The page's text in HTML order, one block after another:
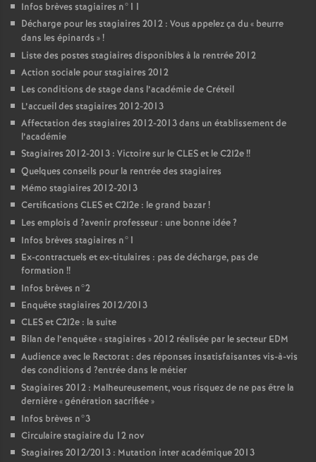
Infos brèves stagiaires n°11
Décharge pour les stagiaires 2012 : Vous appelez ça du « beurre
dans les épinards »!
Liste des postes stagiaires disponibles à la rentrée 2012
Action sociale pour stagiaires 2012
Les conditions de stage dans l’académie de Créteil
L’accueil des stagiaires 2012-2013
Affectation des stagiaires 2012-2013 dans un établissement de
l’académie
Stagiaires 2012-2013 : Victoire sur leCLESet le C2I2e!!
Quelques conseils pour la rentrée des stagiaires
Mémo stagiaires 2012-2013
Certifications CLESet C2I2e : le grand bazar!
Les emplois d ?avenir professeur : une bonne idée?
Infos brèves stagiaires n°1
Ex-contractuels et ex-titulaires : pas de décharge, pas de
formation !!
Infos brèves n°2
Enquête stagiaires 2012/2013
CLESet C2I2e : la suite
Bilan de l’enquête «stagiaires » 2012 réalisée par le secteur EDM
Audience avec le Rectorat : des réponses insatisfaisantes vis-à-vis
des conditions d ?entrée dans le métier
Stagiaires 2012 : Malheureusement, vous risquez de ne pas être la
dernière «génération sacrifiée»
Infos brèves n°3
Circulaire stagiaire du 12 nov
Stagiaires 2012/2013 : Mutation inter académique 2013